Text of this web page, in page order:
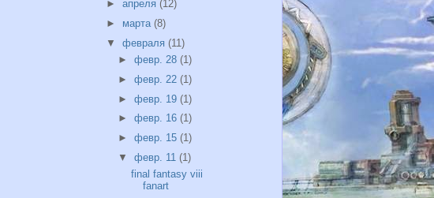
► апреля (12)
► марта (8)
▼ февраля (11)
►февр. 28(1)
►февр. 22(1)
►февр. 19(1)
►февр. 16(1)
►февр. 15(1)
▼февр. 11(1)
final fantasy viii
fanart